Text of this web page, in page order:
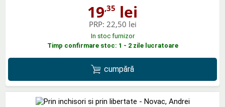
19,35 lei
PRP: 22,50 lei
In stoc furnizor
Timp confirmare stoc: 1 - 2 zile lucratoare
cumpără